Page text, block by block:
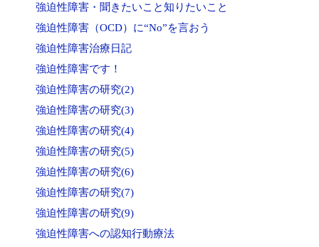
強迫性障害・聞きたいこと知りたいこと
強迫性障害（OCD）に“No”を言おう
強迫性障害治療日記
強迫性障害です！
強迫性障害の研究(2)
強迫性障害の研究(3)
強迫性障害の研究(4)
強迫性障害の研究(5)
強迫性障害の研究(6)
強迫性障害の研究(7)
強迫性障害の研究(9)
強迫性障害への認知行動療法